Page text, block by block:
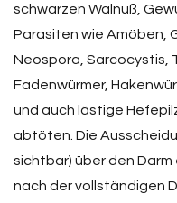
schwarzen Walnuß,
Parasiten wie Amöben,
Neospora, Sarcocystis,
Fadenwürmer,
und auch lästige
abtöten. Die
sichtbar) über den Darm
nach der vollständigen